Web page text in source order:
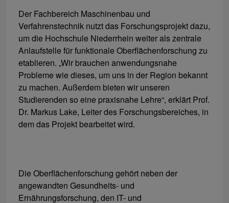
Der Fachbereich Maschinenbau und
Verfahrenstechnik nutzt das Forschungsprojekt dazu,
um die Hochschule Niederrhein weiter als zentrale
Anlaufstelle für funktionale Oberflächenforschung zu
etablieren. „Wir brauchen anwendungsnahe
Probleme wie dieses, um uns in der Region bekannt
zu machen. Außerdem bieten wir unseren
Studierenden so eine praxisnahe Lehre“, erklärt Prof.
Dr. Markus Lake, Leiter des Forschungsbereiches, in
dem das Projekt bearbeitet wird.
Die Oberflächenforschung gehört neben der
angewandten Gesundheits- und
Ernährungsforschung, den IT- und